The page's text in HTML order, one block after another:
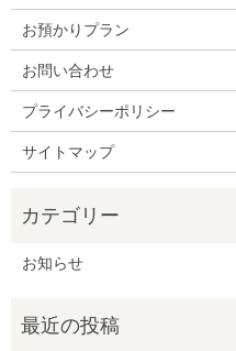
お預かりプラン
お問い合わせ
プライバシーポリシー
サイトマップ
お知らせ